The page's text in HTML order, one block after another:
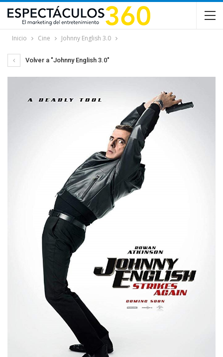
Inicio Cine Johnny English 3.0
Volver a "Johnny English 3.0"